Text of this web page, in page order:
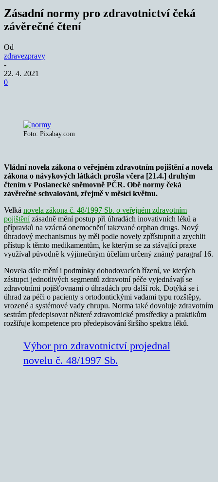
Zásadní normy pro zdravotnictví čeká
závěrečné čtení
Od
zdravezpravy
-
22. 4. 2021
0
Foto: Pixabay.com
Vládní novela zákona o veřejném zdravotním pojištění a novela
zákona o návykových látkách prošla včera [21.4.] druhým
čtením v Poslanecké sněmovně PČR. Obě normy čeká
závěrečné schvalování, zřejmě v měsíci květnu.
Velká novela zákona č. 48/1997 Sb. o veřejném zdravotním
pojištěnízásadně mění postup při úhradách inovativních léků a
přípravků na vzácná onemocnění takzvané orphan drugs. Nový
úhradový mechanismus by měl podle novely zpřístupnit a zrychlit
přístup k těmto medikamentům, ke kterým se za stávající praxe
využíval původně k výjimečným účelům určený známý paragraf 16.
Novela dále mění i podmínky dohodovacích řízení, ve kterých
zástupci jednotlivých segmentů zdravotní péče vyjednávají se
zdravotními pojišťovnami o úhradách pro další rok. Dotýká se i
úhrad za péči o pacienty s ortodontickými vadami typu rozštěpy,
vrozené a systémové vady chrupu. Norma také dovoluje zdravotním
sestrám předepisovat některé zdravotnické prostředky a praktikům
rozšiřuje kompetence pro předepisování širšího spektra léků.
Výbor pro zdravotnictví projednal
novelu č. 48/1997 Sb.